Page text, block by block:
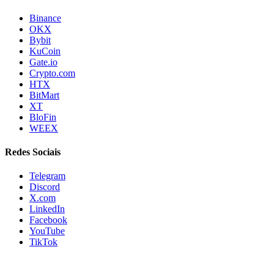
Binance
OKX
Bybit
KuCoin
Gate.io
Crypto.com
HTX
BitMart
XT
BloFin
WEEX
Redes Sociais
Telegram
Discord
X.com
LinkedIn
Facebook
YouTube
TikTok